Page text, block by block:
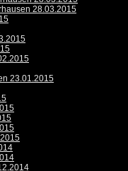
28.03.2015
23.01.2015